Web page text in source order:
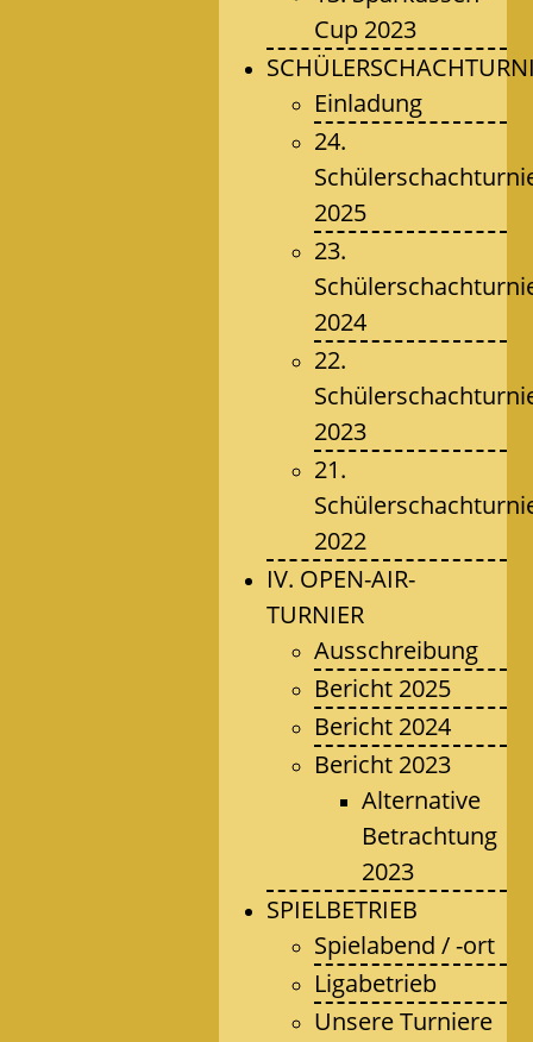
Cup 2023
Einladung
24.
2025
23.
2024
22.
2023
21.
2022
IV. OPEN-AIR-
TURNIER
Ausschreibung
Bericht 2025
Bericht 2024
Bericht 2023
Alternative
Betrachtung
2023
SPIELBETRIEB
Spielabend / -ort
Ligabetrieb
Unsere Turniere